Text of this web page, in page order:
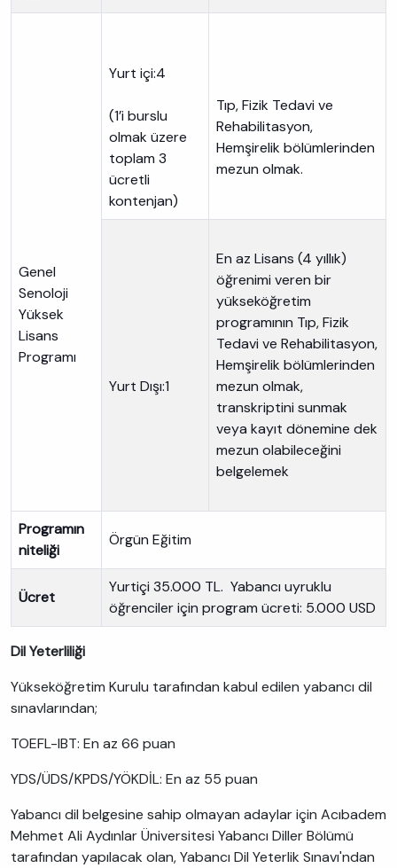
Genel
Senoloji
Yüksek
Lisans
Programı
Yurt içi:4
(1’i burslu
olmak üzere
toplam 3
ücretli
kontenjan)
Tıp, Fizik Tedavi ve
Rehabilitasyon,
Hemşirelik bölümlerinden
mezun olmak.
Yurt Dışı:1
En az Lisans (4 yıllık)
öğrenimi veren bir
yükseköğretim
programının Tıp, Fizik
Tedavi ve Rehabilitasyon,
Hemşirelik bölümlerinden
mezun olmak,
transkriptini sunmak
veya kayıt dönemine dek
mezun olabileceğini
belgelemek
Programın
niteliği
Örgün Eğitim
Ücret
Yurtiçi 35.000 TL. Yabancı uyruklu
öğrenciler için program ücreti: 5.000 USD
Dil Yeterliliği
Yükseköğretim Kurulu tarafından kabul edilen yabancı dil
sınavlarından;
TOEFL-IBT: En az 66 puan
YDS/ÜDS/KPDS/YÖKDİL: En az 55 puan
Yabancı dil belgesine sahip olmayan adaylar için Acıbadem
Mehmet Ali Aydınlar Üniversitesi Yabancı Diller Bölümü
tarafından yapılacak olan, Yabancı Dil Yeterlik Sınavı'ndan